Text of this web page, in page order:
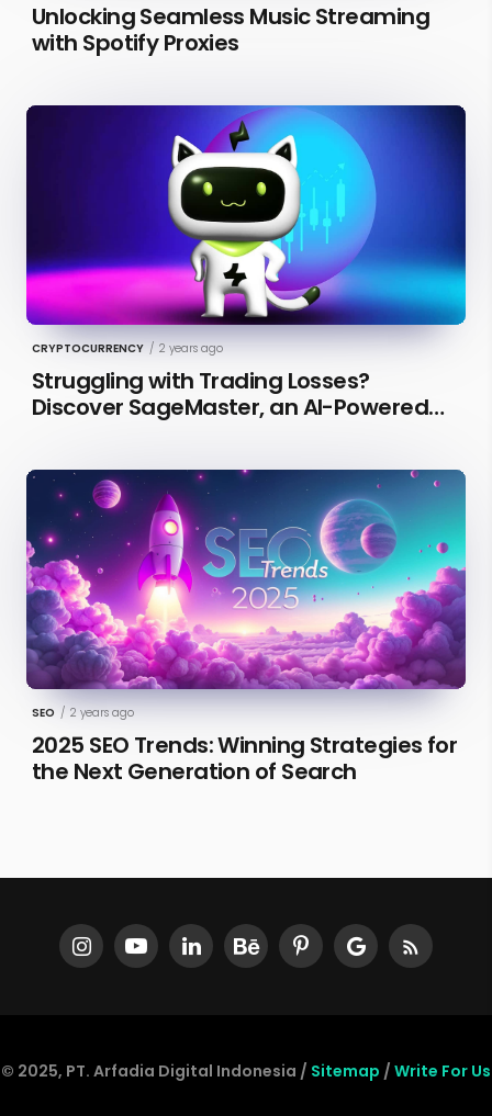
Unlocking Seamless Music Streaming
with Spotify Proxies
CRYPTOCURRENCY / 2 years ago
Struggling with Trading Losses?
Discover SageMaster, an AI-Powered
SEO / 2 years ago
2025 SEO Trends: Winning Strategies for
the Next Generation of Search
© 2025, PT. Arfadia Digital Indonesia / Sitemap / Write For Us